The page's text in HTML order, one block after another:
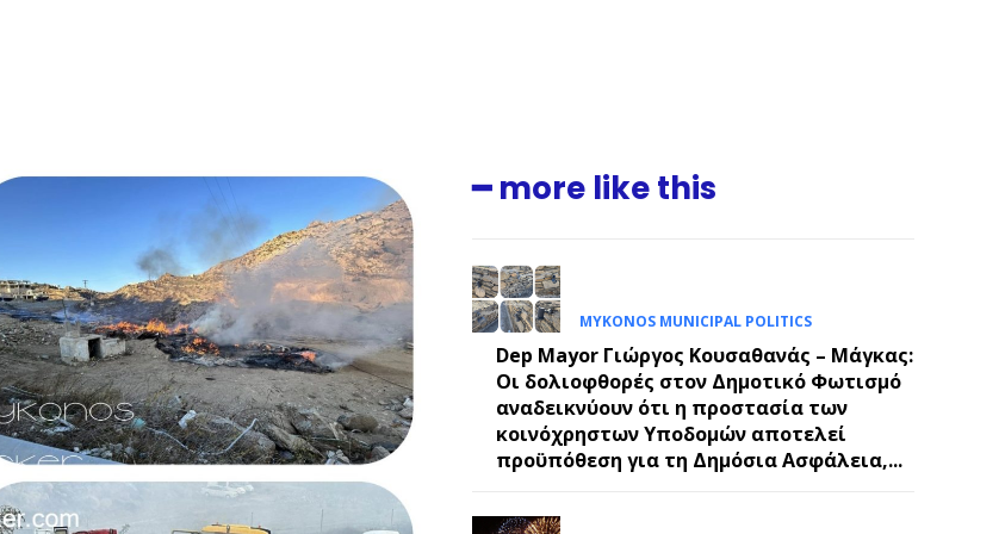
━ more like this
MYKONOS MUNICIPAL POLITICS
Dep Mayor Γιώργος Κουσαθανάς – Μάγκας:
Οι δολιοφθορές στον Δημοτικό Φωτισμό
αναδεικνύουν ότι η προστασία των
κοινόχρηστων Υποδομών αποτελεί
προϋπόθεση για τη Δημόσια Ασφάλεια,...